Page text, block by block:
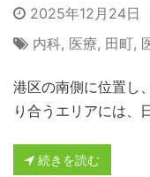
2025年12月24日
内科, 医療, 田町,
港区の南側に位置し
り合うエリアには、
続きを読む